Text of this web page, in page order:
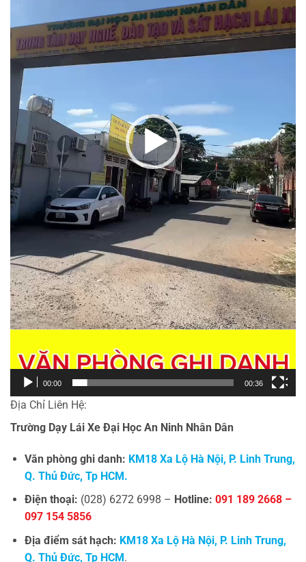
00:00 00:36
Địa Chỉ Liên Hệ:
Trường Dạy Lái Xe Đại Học An Ninh Nhân Dân
Văn phòng ghi danh: KM18 Xa Lộ Hà Nội, P. Linh Trung,
Q. Thủ Đức, Tp HCM.
Điện thoại: (028) 6272 6998 – Hotline: 091 189 2668 –
097 154 5856
Địa điểm sát hạch: KM18 Xa Lộ Hà Nội, P. Linh Trung,
Q. Thủ Đức, Tp HCM.